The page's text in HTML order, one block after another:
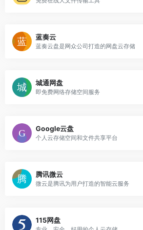
蓝奏云
蓝奏云盘是网众公司打造的网盘云存储
城通网盘
即免费网络存储空间服务
Google云盘
个人云存储空间和文件共享平台
腾讯微云
微云是腾讯为用户打造的智能云服务
115网盘